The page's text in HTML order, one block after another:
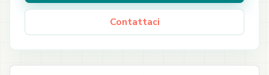
Contattaci